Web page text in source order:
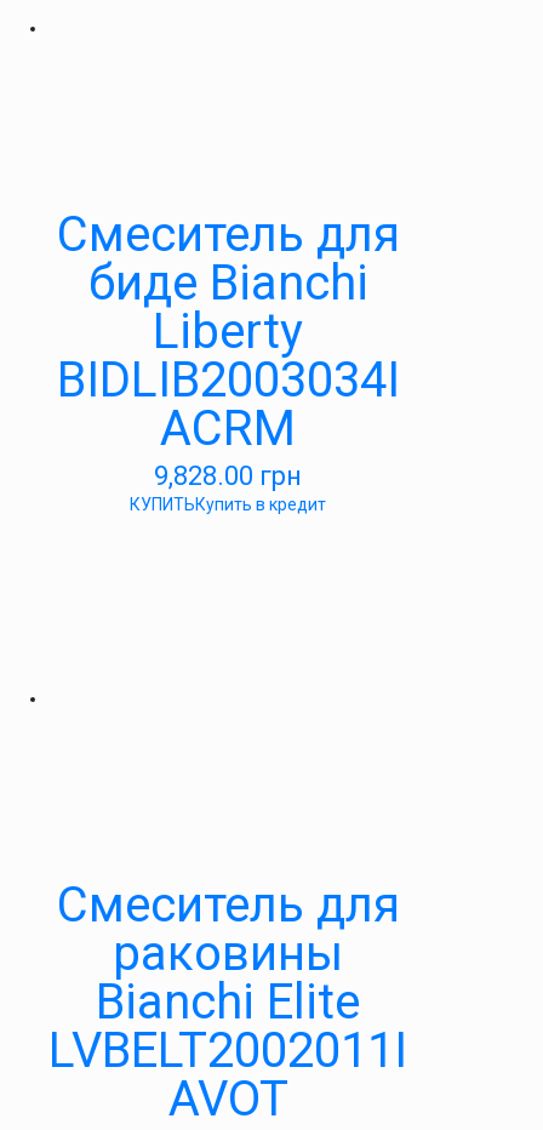
Смеситель для
биде Bianchi
Liberty
BIDLIB2003034I
ACRM
9,828.00 грн
КУПИТЬКупить в кредит
Смеситель для
раковины
Bianchi Elite
LVBELT2002011I
AVOT